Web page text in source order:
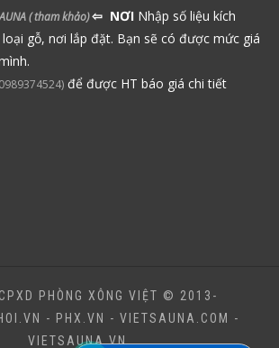
( tham khảo)⇦ NƠI Nhập số liệu kích
gỗ, nơi lắp đặt. Bạn sẽ có được mức giá
để được HT báo giá chi tiết
PHÒNG XÔNG VIỆT © 2013-
- PHX.VN - VIETSAUNA.COM -
VIETSAUNA.VN